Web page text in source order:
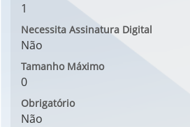
1
Necessita Assinatura Digital
Não
Tamanho Máximo
0
Obrigatório
Não